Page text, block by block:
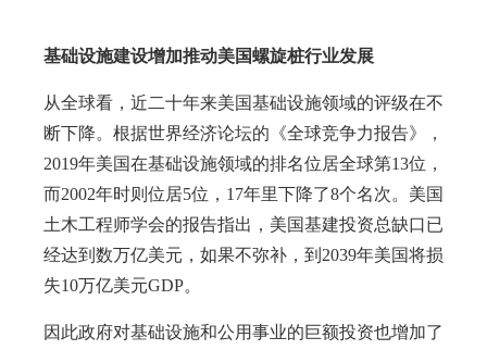
基础设施建设增加推动美国螺旋桩行业发展
从全球看，近二十年来美国基础设施领域的评级在不
断下降。根据世界经济论坛的《全球竞争力报告》，
2019年美国在基础设施领域的排名位居全球第13位，
而2002年时则位居5位，17年里下降了8个名次。美国
土木工程师学会的报告指出，美国基建投资总缺口已
经达到数万亿美元，如果不弥补，到2039年美国将损
失10万亿美元GDP。
因此政府对基础设施和公用事业的巨额投资也增加了